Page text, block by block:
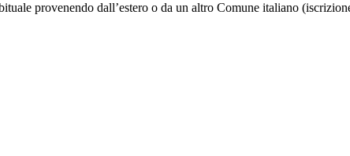
provenendo dall’estero o da un altro Comune italiano